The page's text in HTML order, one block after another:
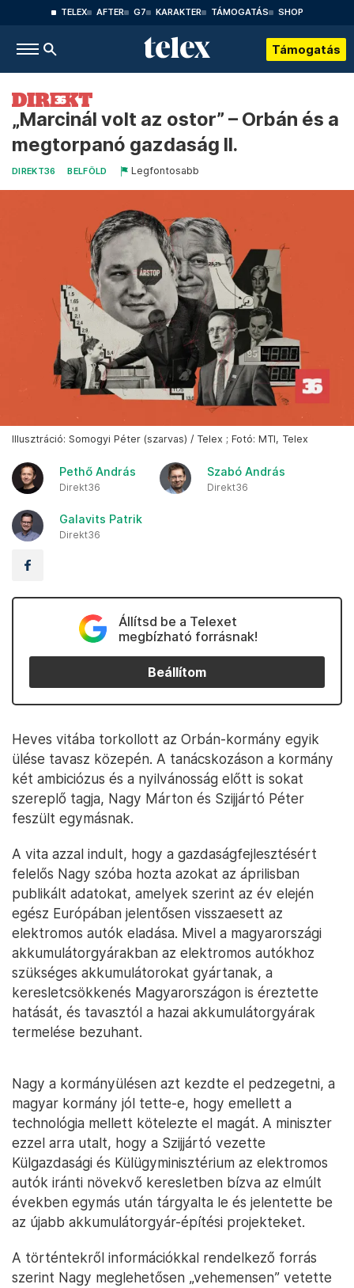
TELEX AFTER G7 KARAKTER TÁMOGATÁS SHOP
Támogatás
„Marcinál volt az ostor” – Orbán és a
megtorpanó gazdaság II.
DIREKT36 BELFÖLD Legfontosabb
Illusztráció: Somogyi Péter (szarvas) / Telex ; Fotó: MTI, Telex
Pethő András
Direkt36
Szabó András
Direkt36
Galavits Patrik
Direkt36
Állítsd be a Telexet
megbízható forrásnak!
Beállítom
Heves vitába torkollott az Orbán-kormány egyik
ülése tavasz közepén. A tanácskozáson a kormány
két ambiciózus és a nyilvánosság előtt is sokat
szereplő tagja, Nagy Márton és Szijjártó Péter
feszült egymásnak.
A vita azzal indult, hogy a gazdaságfejlesztésért
felelős Nagy szóba hozta azokat az áprilisban
publikált adatokat, amelyek szerint az év elején
egész Európában jelentősen visszaesett az
elektromos autók eladása. Mivel a magyarországi
akkumulátorgyárakban az elektromos autókhoz
szükséges akkumulátorokat gyártanak, a
keresletcsökkenés Magyarországon is éreztette
hatását, és tavasztól a hazai akkumulátorgyárak
termelése bezuhant.
Nagy a kormányülésen azt kezdte el pedzegetni, a
magyar kormány jól tette-e, hogy emellett a
technológia mellett kötelezte el magát. A miniszter
ezzel arra utalt, hogy a Szijjártó vezette
Külgazdasági és Külügyminisztérium az elektromos
autók iránti növekvő keresletben bízva az elmúlt
években egymás után tárgyalta le és jelentette be
az újabb akkumulátorgyár-építési projekteket.
A történtekről információkkal rendelkező forrás
szerint Nagy meglehetősen „vehemensen” vetette